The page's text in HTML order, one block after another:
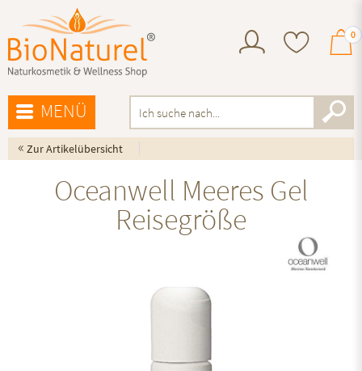
0
MENÜ
« Zur Artikelübersicht
Oceanwell Meeres Gel
Reisegröße